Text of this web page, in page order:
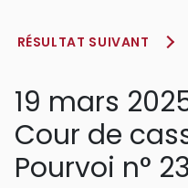
RÉSULTAT SUIVANT
19 mars
Cour de
Pourvoi n°